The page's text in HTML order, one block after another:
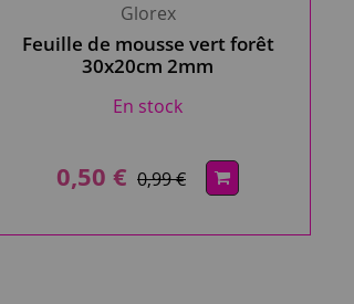
Glorex
Feuille de mousse vert forêt
30x20cm 2mm
En stock
0,50 € 0,99 €